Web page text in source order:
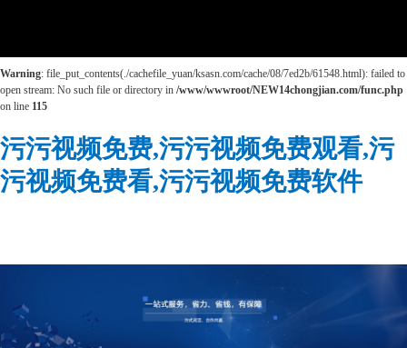
Warning: file_put_contents(./cachefile_yuan/ksasn.com/cache/08/7ed2b/61548.html): failed to
open stream: No such file or directory in /www/wwwroot/NEW14chongjian.com/func.php
on line 115
污污视频免费,污污视频免费观看,污
污视频免费看,污污视频免费软件